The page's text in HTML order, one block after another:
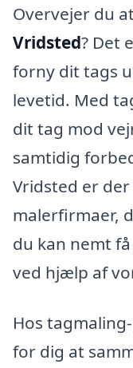
Overvejer du
Vridsted? Det
forny dit tags
levetid. Med
dit tag mod
samtidig
Vridsted er
malerfirmaer,
du kan nemt
ved hjælp af
Hos
for dig at